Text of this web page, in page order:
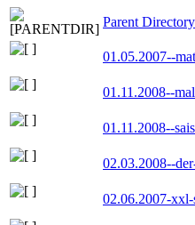
Parent Directory
01.05.2007--
01.11.2008--
01.11.2008--
02.03.2008--
02.06.2007-xxl-